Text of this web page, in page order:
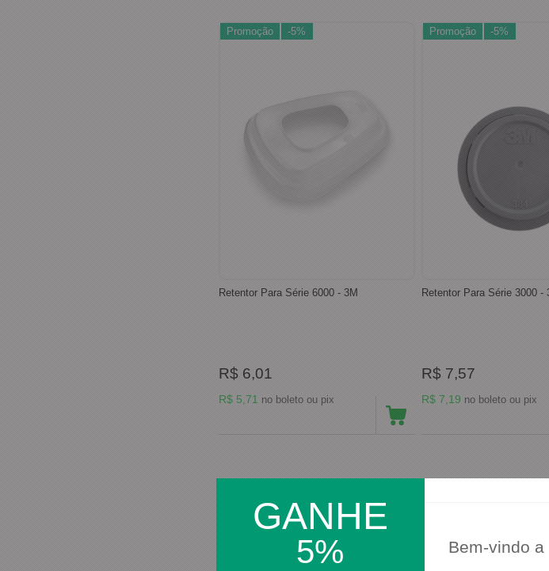
GANHE
5% Bem-vindo a
Promoção -5%
Retentor Para Série 6000 - 3M
R$ 6,01
R$ 5,71 no boleto ou pix
Promoção -5%
Retentor Para Série 3000 -
R$ 7,57
R$ 7,19 no boleto ou pix
Promoção -5%